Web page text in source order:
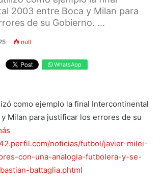
2003 entre Boca y Milan para
de su Gobierno. ...
null
WhatsApp
como ejemplo la final Intercontinental
Milan para justificar los errores de su
noticias/futbol/javier-milei-
con-una-analogia-futbolera-y-se-
battaglia.phtml